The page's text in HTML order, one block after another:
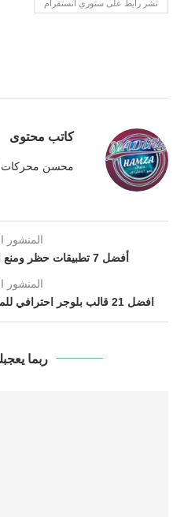
نشر رابط على ستوري انستقرام
كاتب محتوى
محسن محركات
المنشور
أفضل 7 تطبيقات حظر ومنع الإعلانات لهواتف الأندرويد
المنشور
افضل 21 قالب بلوجر احترافي للمدونات العربية – قوالب البلوجر
ربما